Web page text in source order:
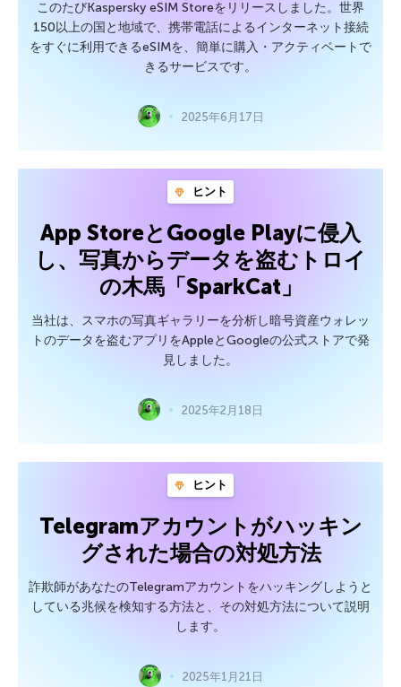
このたびKaspersky eSIM Storeをリリースしました。世界
150以上の国と地域で、携帯電話によるインターネット接続
をすぐに利用できるeSIMを、簡単に購入・アクティベートで
きるサービスです。
2025年6月17日
ヒント
App StoreとGoogle Playに侵入
し、写真からデータを盗むトロイ
の木馬「SparkCat」
当社は、スマホの写真ギャラリーを分析し暗号資産ウォレッ
トのデータを盗むアプリをAppleとGoogleの公式ストアで発
見しました。
2025年2月18日
ヒント
Telegramアカウントがハッキン
グされた場合の対処方法
詐欺師があなたのTelegramアカウントをハッキングしようと
している兆候を検知する方法と、その対処方法について説明
します。
2025年1月21日